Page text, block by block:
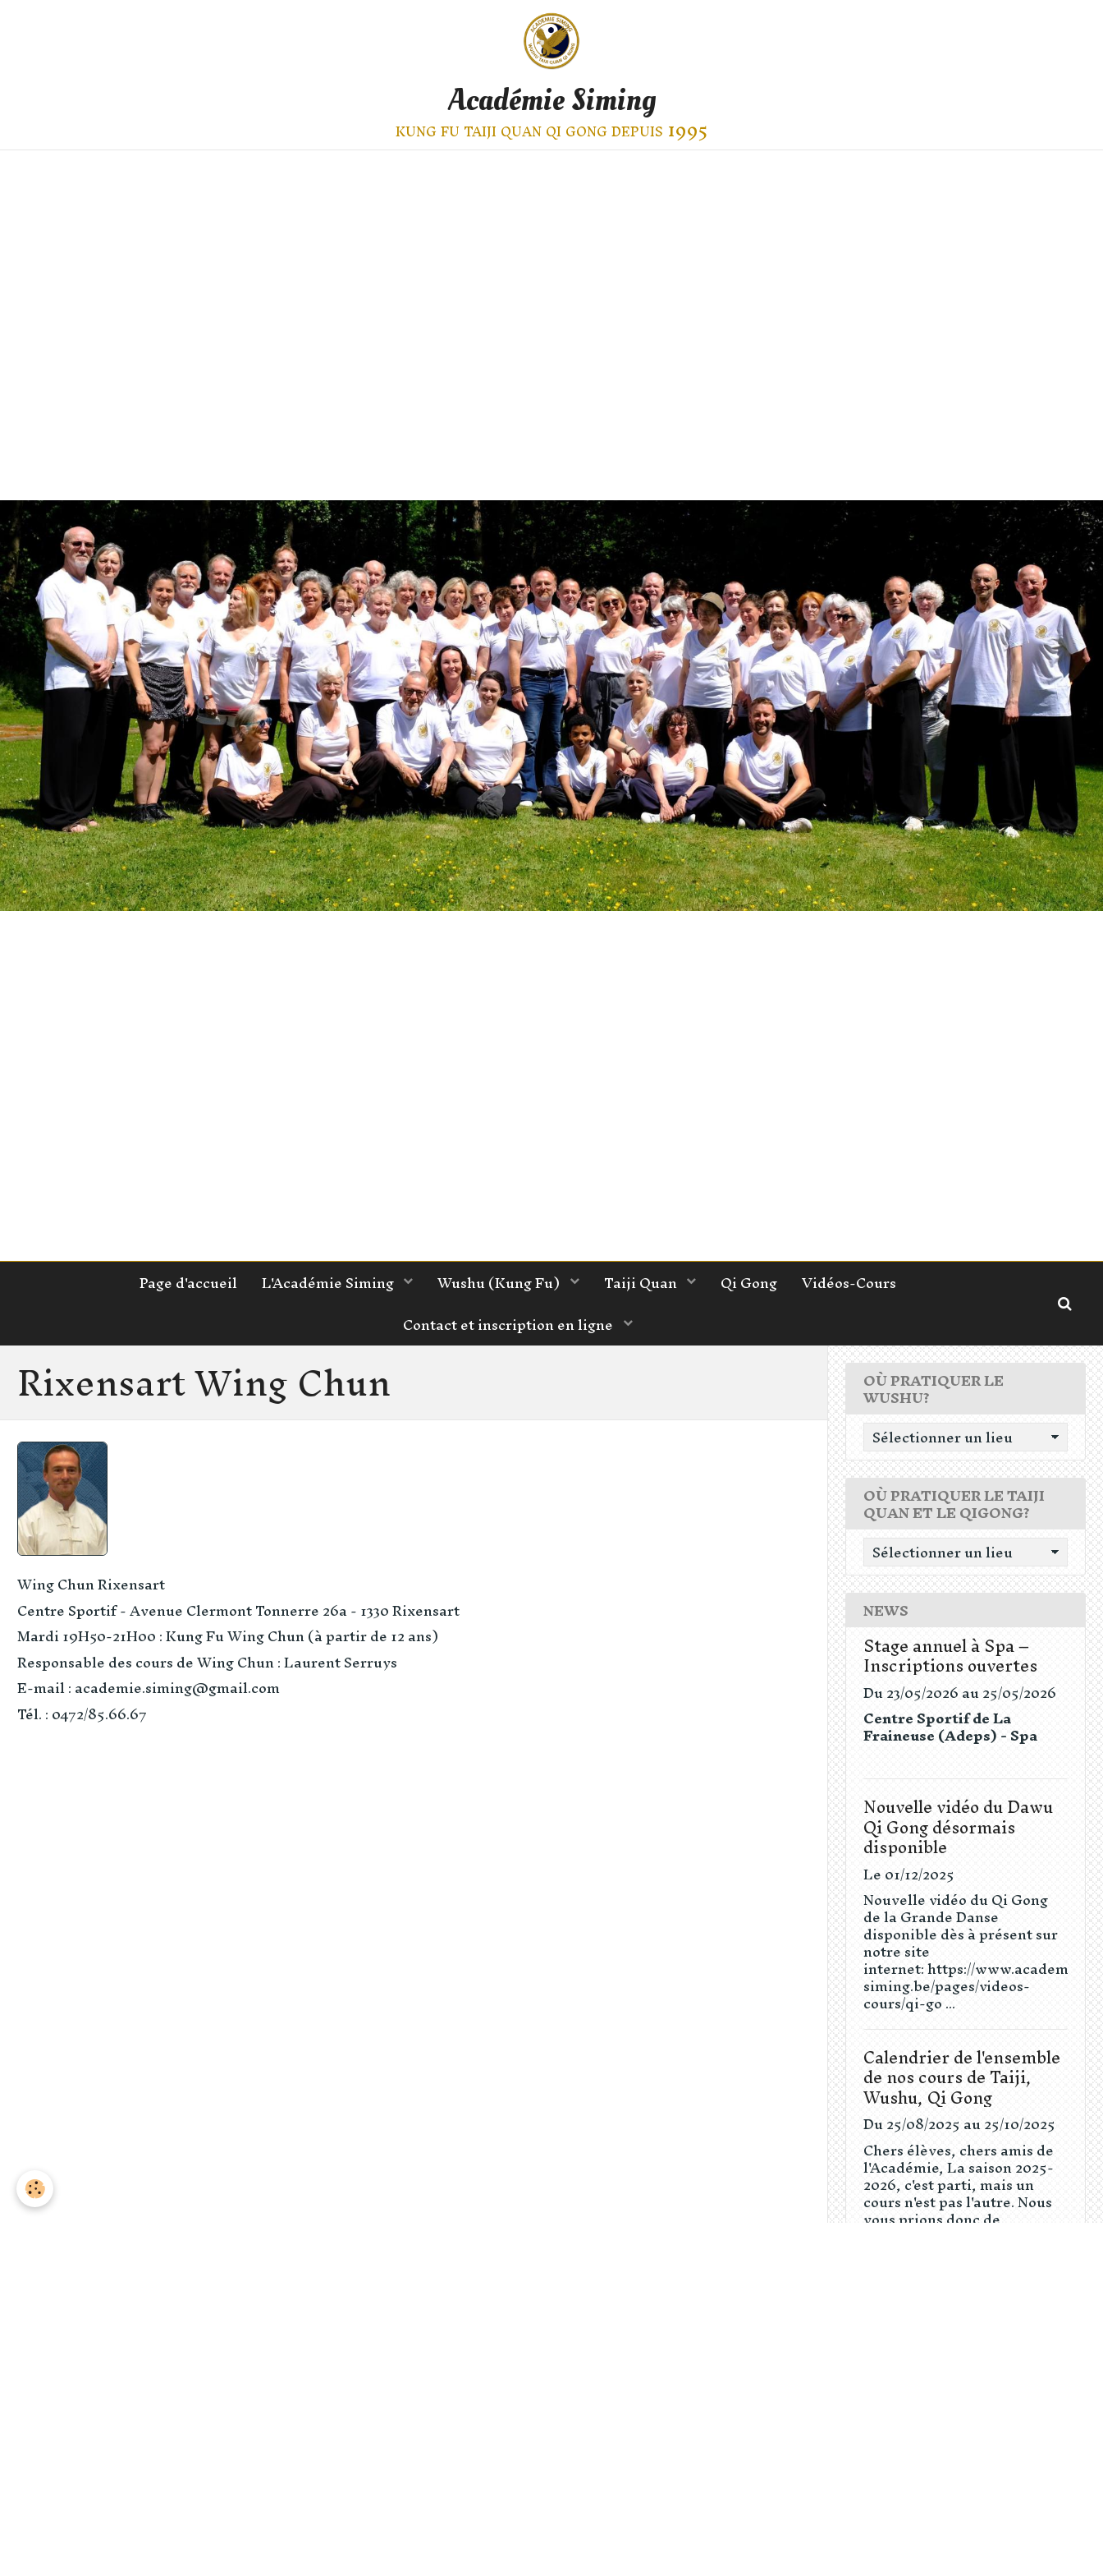
Académie Siming
kung fu taiji quan qi gong depuis 1995
Page d'accueil L'Académie Siming Wushu (Kung Fu) Taiji Quan Qi Gong
Vidéos-Cours
Contact et inscription en ligne
Rixensart Wing Chun
Wing Chun Rixensart
Centre Sportif - Avenue Clermont Tonnerre 26a - 1330 Rixensart
Mardi 19H50-21H00 : Kung Fu Wing Chun (à partir de 12 ans)
Responsable des cours de Wing Chun : Laurent Serruys
E-mail : academie.siming@gmail.com
Tél. : 0472/85.66.67
OÙ PRATIQUER LE
WUSHU?
OÙ PRATIQUER LE TAIJI
QUAN ET LE QIGONG?
NEWS
Stage annuel à Spa –
Inscriptions ouvertes
Du 23/05/2026au 25/05/2026
Centre Sportif de La
Fraineuse (Adeps) - Spa
Nouvelle vidéo du Dawu
Qi Gong désormais
disponible
Le 01/12/2025
Nouvelle vidéo du Qi Gong
de la Grande Danse
disponible dès à présent sur
notre site
internet: https://www.academie-
siming.be/pages/videos-
cours/qi-go ...
Calendrier de l'ensemble
de nos cours de Taiji,
Wushu, Qi Gong
Du 25/08/2025au 25/10/2025
Chers élèves, chers amis de
l'Académie, La saison 2025-
2026, c'est parti, mais un
cours n'est pas l'autre. Nous
vous prions donc de